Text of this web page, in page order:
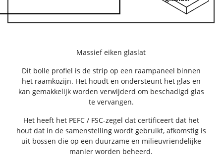
Massief eiken glaslat
Dit bolle profiel is de strip op een raampaneel binnen
het raamkozijn. Het houdt en ondersteunt het glas en
kan gemakkelijk worden verwijderd om beschadigd glas
te vervangen.
Het heeft het PEFC / FSC-zegel dat certificeert dat het
hout dat in de samenstelling wordt gebruikt, afkomstig is
uit bossen die op een duurzame en milieuvriendelijke
manier worden beheerd.